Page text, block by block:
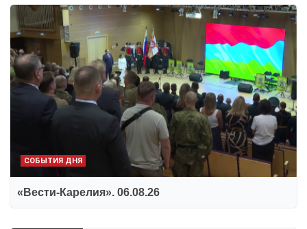
СОБЫТИЯ ДНЯ
«Вести-Карелия». 06.08.26